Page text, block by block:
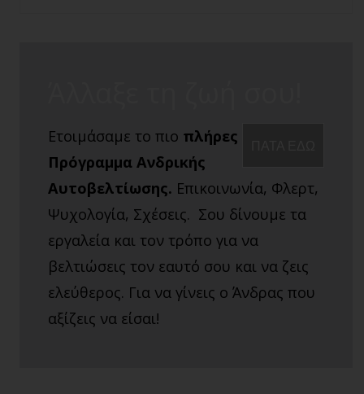
Ετοιμάσαμε το πιο πλήρες
Πρόγραμμα Ανδρικής
Αυτοβελτίωσης. Επικοινωνία, Φλερτ,
Ψυχολογία, Σχέσεις. Σου δίνουμε τα
εργαλεία και τον τρόπο για να
βελτιώσεις τον εαυτό σου και να ζεις
ελεύθερος. Για να γίνεις ο Άνδρας που
αξίζεις να είσαι!